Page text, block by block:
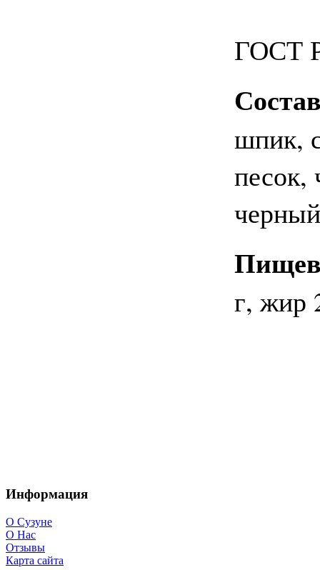
ГОСТ
шпик,
песок,
г, жир
Информация
О Сузуне
О Нас
Отзывы
Карта сайта